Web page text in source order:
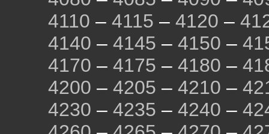
4110 – 4115 – 4120 –
4140 – 4145 – 4150 –
4170 – 4175 – 4180 –
4200 – 4205 – 4210 –
4230 – 4235 – 4240 –